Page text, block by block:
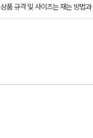
상품 규격 및 사이즈는 재는 방법